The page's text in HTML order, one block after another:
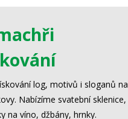
log, motivů i sloganů
Nabízíme svatební
na víno, džbány, hrnky.